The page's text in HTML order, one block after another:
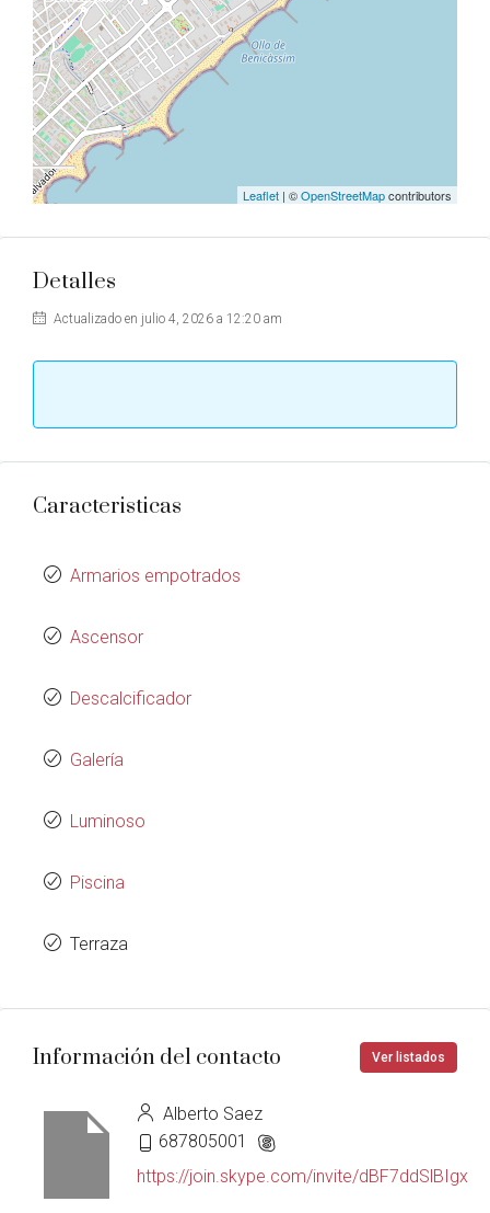
Leaflet | ©OpenStreetMapcontributors
Detalles
Actualizado en julio 4, 2026 a 12:20 am
Caracteristicas
Armarios empotrados
Ascensor
Descalcificador
Galería
Luminoso
Piscina
Terraza
Información del contacto Ver listados
Alberto Saez
687805001
https://join.skype.com/invite/dBF7ddSlBIgx